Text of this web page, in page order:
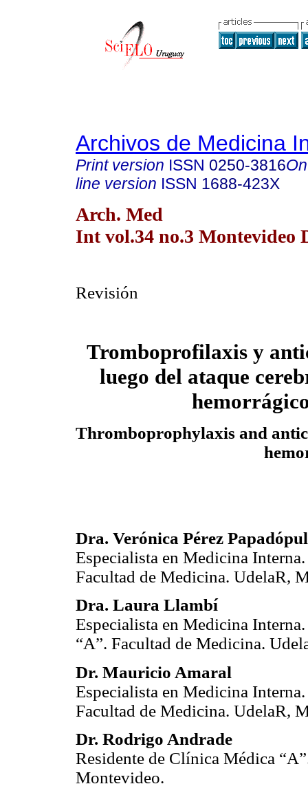
Archivos de Medicina
Print version ISSN 0250-3816
line version ISSN 1688-423X
Arch. Med
Int vol.34 no.3 Montevideo
Revisión
Tromboprofilaxis y
luego del ataque
Thromboprophylaxis and
Dra. Verónica Pérez
Especialista en Medicina
Facultad de Medicina. UdelaR,
Dra. Laura Llambí
Especialista en Medicina
“A”. Facultad de Medicina.
Dr. Mauricio Amaral
Especialista en Medicina
Facultad de Medicina. UdelaR,
Dr. Rodrigo Andrade
Residente de Clínica Médica
Montevideo.